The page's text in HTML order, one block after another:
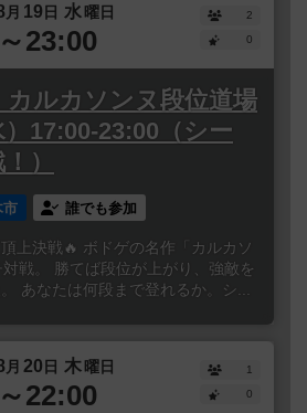
月 19日 水曜日
23:00
2
0
カルカソンヌ段位道場
）17:00-23:00（シー
）
市 誰でも参加
上決戦🔥 ボドゲの名作「カルカソ
戦。 勝てば段位が上がり、強敵を
あなたは何段まで登れるか。シ...
月 20日 木曜日
22:00
1
0